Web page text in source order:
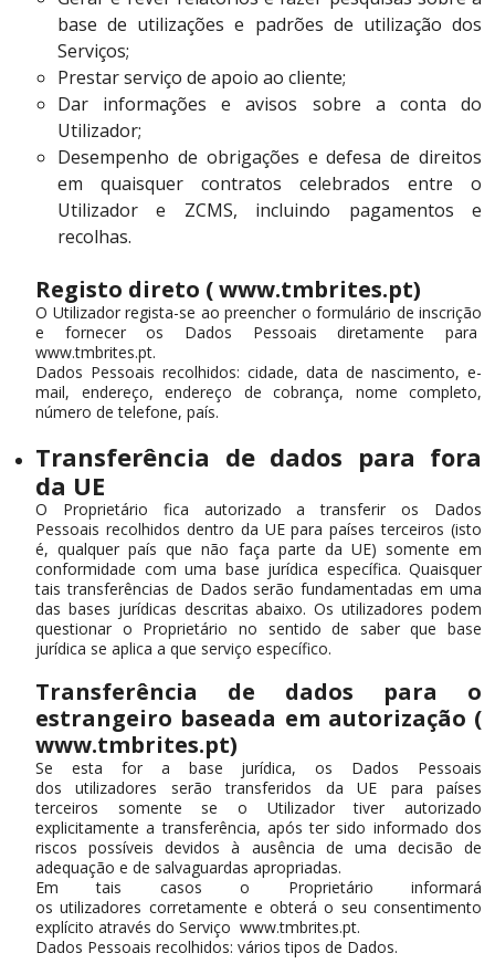
base de utilizações e padrões de utilização dos
Serviços;
Prestar serviço de apoio ao cliente;
Dar informações e avisos sobre a conta do
Utilizador;
Desempenho de obrigações e defesa de direitos
em quaisquer contratos celebrados entre o
Utilizador e ZCMS, incluindo pagamentos e
recolhas.
Registo direto ( www.tmbrites.pt)
O Utilizador regista-se ao preencher o formulário de inscrição
e fornecer os Dados Pessoais diretamente para
www.tmbrites.pt.
Dados Pessoais recolhidos: cidade, data de nascimento, e-
mail, endereço, endereço de cobrança, nome completo,
número de telefone, país.
Transferência de dados para fora
da UE
O Proprietário fica autorizado a transferir os Dados
Pessoais recolhidos dentro da UE para países terceiros (isto
é, qualquer país que não faça parte da UE) somente em
conformidade com uma base jurídica específica. Quaisquer
tais transferências de Dados serão fundamentadas em uma
das bases jurídicas descritas abaixo. Os utilizadores podem
questionar o Proprietário no sentido de saber que base
jurídica se aplica a que serviço específico.
Transferência de dados para o
estrangeiro baseada em autorização (
www.tmbrites.pt)
Se esta for a base jurídica, os Dados Pessoais
dos utilizadores serão transferidos da UE para países
terceiros somente se o Utilizador tiver autorizado
explicitamente a transferência, após ter sido informado dos
riscos possíveis devidos à ausência de uma decisão de
adequação e de salvaguardas apropriadas.
Em tais casos o Proprietário informará
os utilizadores corretamente e obterá o seu consentimento
explícito através do Serviço www.tmbrites.pt.
Dados Pessoais recolhidos: vários tipos de Dados.